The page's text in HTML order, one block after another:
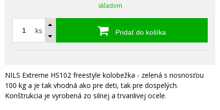
skladom
ks Pridať do košíka
NILS Extreme HS102 freestyle kolobežka - zelená s nosnosťou
100 kg a je tak vhodná ako pre deti, tak pre dospelých.
Konštrukcia je vyrobená zo silnej a trvanlivej ocele.